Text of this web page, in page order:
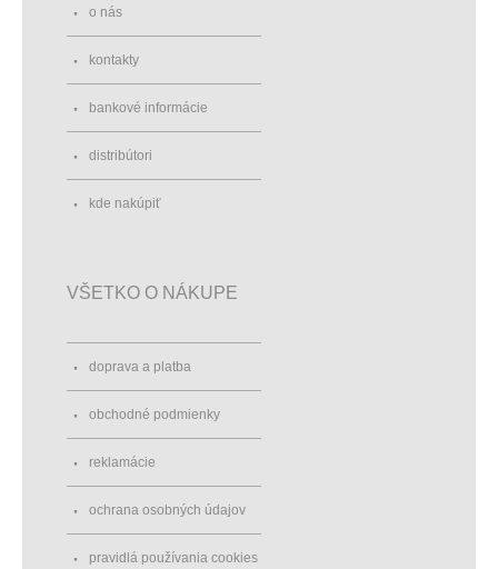
o nás
kontakty
bankové informácie
distribútori
kde nakúpiť
VŠETKO O NÁKUPE
doprava a platba
obchodné podmienky
reklamácie
ochrana osobných údajov
pravidlá používania cookies